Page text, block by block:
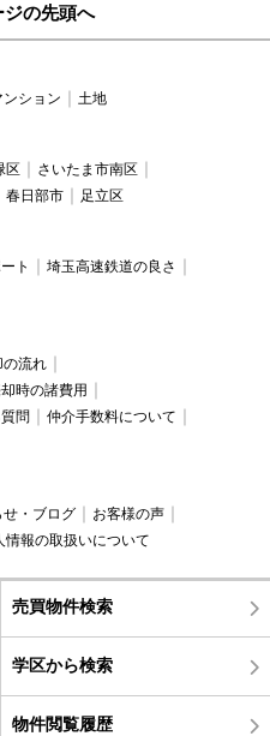
ジの先頭へ
ション 土地
区
さいたま市南区
春日部市 足立区
ト
埼玉高速鉄道の良さ
の流れ
時の諸費用
問
仲介手数料について
せ・ブログ
お客様の声
情報の取扱いについて
売買物件検索
学区から検索
物件閲覧履歴